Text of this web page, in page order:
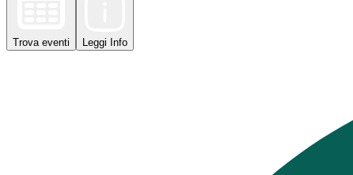
Trova eventi Leggi Info